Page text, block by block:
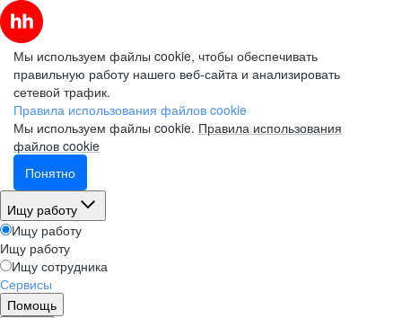
Мы используем файлы cookie, чтобы обеспечивать
правильную работу нашего веб-сайта и анализировать
сетевой трафик.
Правила использования файлов cookie
Мы используем файлы cookie. Правила использования
файлов cookie
Понятно
Ищу работу
Ищу работу
Ищу работу
Ищу сотрудника
Сервисы
Помощь